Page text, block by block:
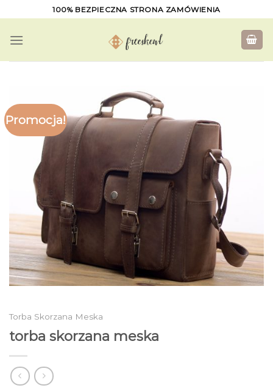
to
content
100% BEZPIECZNA STRONA ZAMÓWIENIA
Promocja!
Torba Skorzana Meska
torba skorzana meska